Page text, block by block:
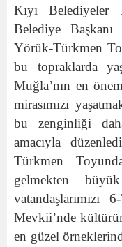
Kıyı
Belediye
Yörük-Türkmen
bu topraklarda
Muğla’nın en
mirasımızı
bu zenginliği
amacıyla
Türkmen
gelmekten
vatandaşlarımızı
Mevkii’nde
en güzel